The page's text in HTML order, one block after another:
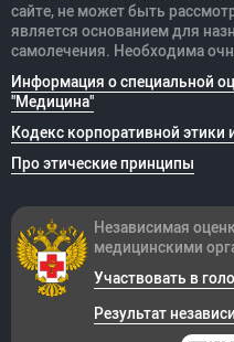
сайте, не может быть
является основанием для
самолечения. Необходима
Информация о специальной
"Медицина"
Кодекс корпоративной этики
Про этические принципы
Независимая
медицинскими
Участвовать в
Результат